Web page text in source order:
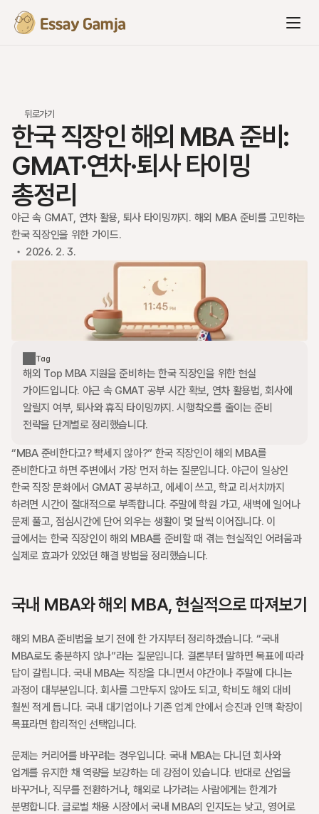
뒤로가기
한국 직장인 해외 MBA 준비:
GMAT·연차·퇴사 타이밍
총정리
야근 속 GMAT, 연차 활용, 퇴사 타이밍까지. 해외 MBA 준비를 고민하는
한국 직장인을 위한 가이드.
2026. 2. 3.
Tag
해외 Top MBA 지원을 준비하는 한국 직장인을 위한 현실
가이드입니다. 야근 속 GMAT 공부 시간 확보, 연차 활용법, 회사에
알릴지 여부, 퇴사와 휴직 타이밍까지. 시행착오를 줄이는 준비
전략을 단계별로 정리했습니다.
“MBA 준비한다고? 빡세지 않아?” 한국 직장인이 해외 MBA를
준비한다고 하면 주변에서 가장 먼저 하는 질문입니다. 야근이 일상인
한국 직장 문화에서 GMAT 공부하고, 에세이 쓰고, 학교 리서치까지
하려면 시간이 절대적으로 부족합니다. 주말에 학원 가고, 새벽에 일어나
문제 풀고, 점심시간에 단어 외우는 생활이 몇 달씩 이어집니다. 이
글에서는 한국 직장인이 해외 MBA를 준비할 때 겪는 현실적인 어려움과
실제로 효과가 있었던 해결 방법을 정리했습니다.
국내 MBA와 해외 MBA, 현실적으로 따져보기
해외 MBA 준비법을 보기 전에 한 가지부터 정리하겠습니다. “국내
MBA로도 충분하지 않나”라는 질문입니다. 결론부터 말하면 목표에 따라
답이 갈립니다. 국내 MBA는 직장을 다니면서 야간이나 주말에 다니는
과정이 대부분입니다. 회사를 그만두지 않아도 되고, 학비도 해외 대비
훨씬 적게 듭니다. 국내 대기업이나 기존 업계 안에서 승진과 인맥 확장이
목표라면 합리적인 선택입니다.
문제는 커리어를 바꾸려는 경우입니다. 국내 MBA는 다니던 회사와
업계를 유지한 채 역량을 보강하는 데 강점이 있습니다. 반대로 산업을
바꾸거나, 직무를 전환하거나, 해외로 나가려는 사람에게는 한계가
분명합니다. 글로벌 채용 시장에서 국내 MBA의 인지도는 낮고, 영어로